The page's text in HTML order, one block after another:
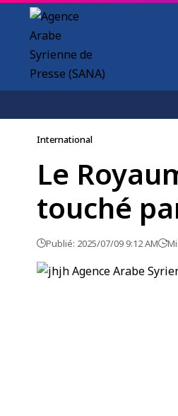
International
Le
touché
Publié: 2025/07/09 9:12 AM